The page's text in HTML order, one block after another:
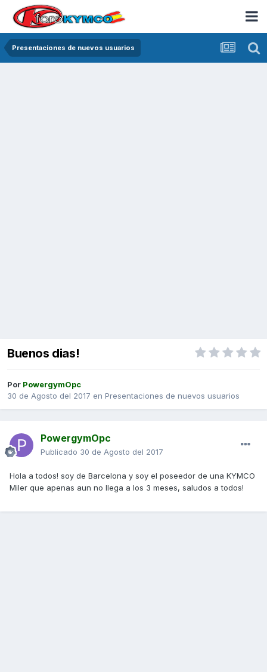
Presentaciones de nuevos usuarios
Buenos dias!
Por PowergymOpc
30 de Agosto del 2017 en Presentaciones de nuevos usuarios
PowergymOpc
Publicado 30 de Agosto del 2017
Hola a todos! soy de Barcelona y soy el poseedor de una KYMCO
Miler que apenas aun no llega a los 3 meses, saludos a todos!